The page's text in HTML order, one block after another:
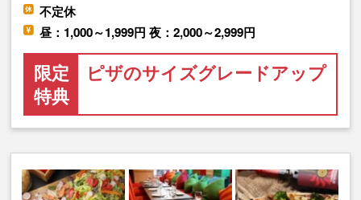
不定休
昼：1,000～1,999円 夜：2,000～2,999円
限定
特典
ピザのサイズグレードアップ